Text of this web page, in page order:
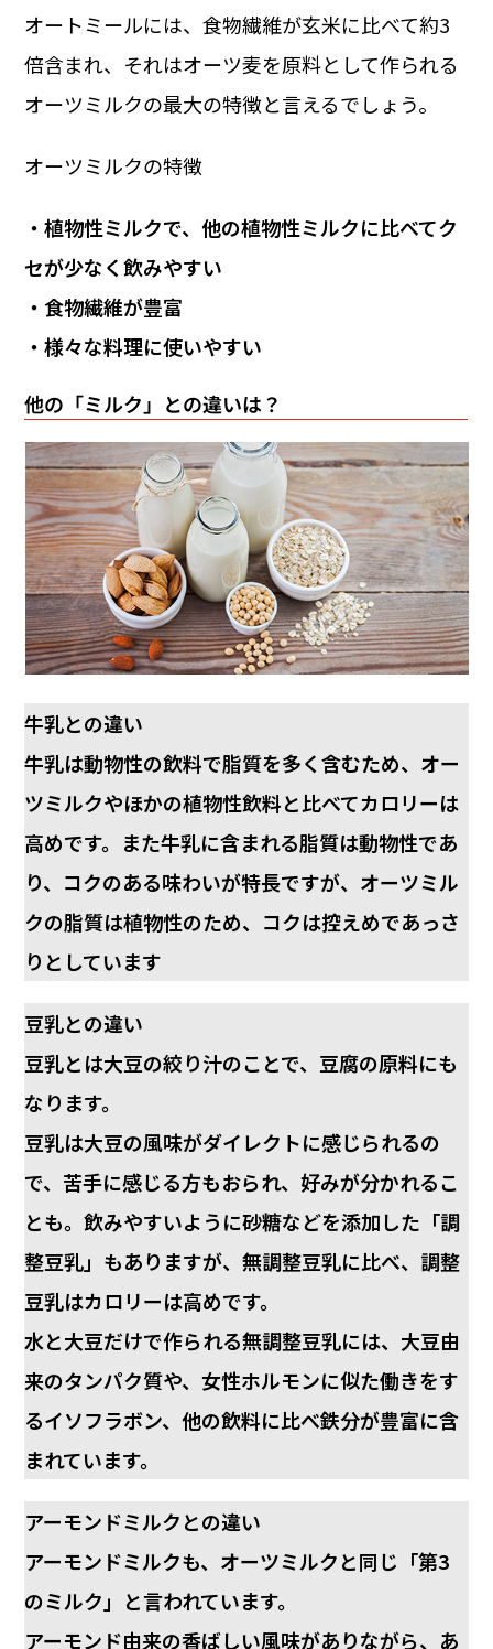
オートミールには、食物繊維が玄米に比べて約3
倍含まれ、それはオーツ麦を原料として作られる
オーツミルクの最大の特徴と言えるでしょう。
オーツミルクの特徴
・植物性ミルクで、他の植物性ミルクに比べてク
セが少なく飲みやすい
・食物繊維が豊富
・様々な料理に使いやすい
他の「ミルク」との違いは？
牛乳との違い
牛乳は動物性の飲料で脂質を多く含むため、オー
ツミルクやほかの植物性飲料と比べてカロリーは
高めです。また牛乳に含まれる脂質は動物性であ
り、コクのある味わいが特長ですが、オーツミル
クの脂質は植物性のため、コクは控えめであっさ
りとしています
豆乳との違い
豆乳とは大豆の絞り汁のことで、豆腐の原料にも
なります。
豆乳は大豆の風味がダイレクトに感じられるの
で、苦手に感じる方もおられ、好みが分かれるこ
とも。飲みやすいように砂糖などを添加した「調
整豆乳」もありますが、無調整豆乳に比べ、調整
豆乳はカロリーは高めです。
水と大豆だけで作られる無調整豆乳には、大豆由
来のタンパク質や、女性ホルモンに似た働きをす
るイソフラボン、他の飲料に比べ鉄分が豊富に含
まれています。
アーモンドミルクとの違い
アーモンドミルクも、オーツミルクと同じ「第3
のミルク」と言われています。
アーモンド由来の香ばしい風味がありながら、あ